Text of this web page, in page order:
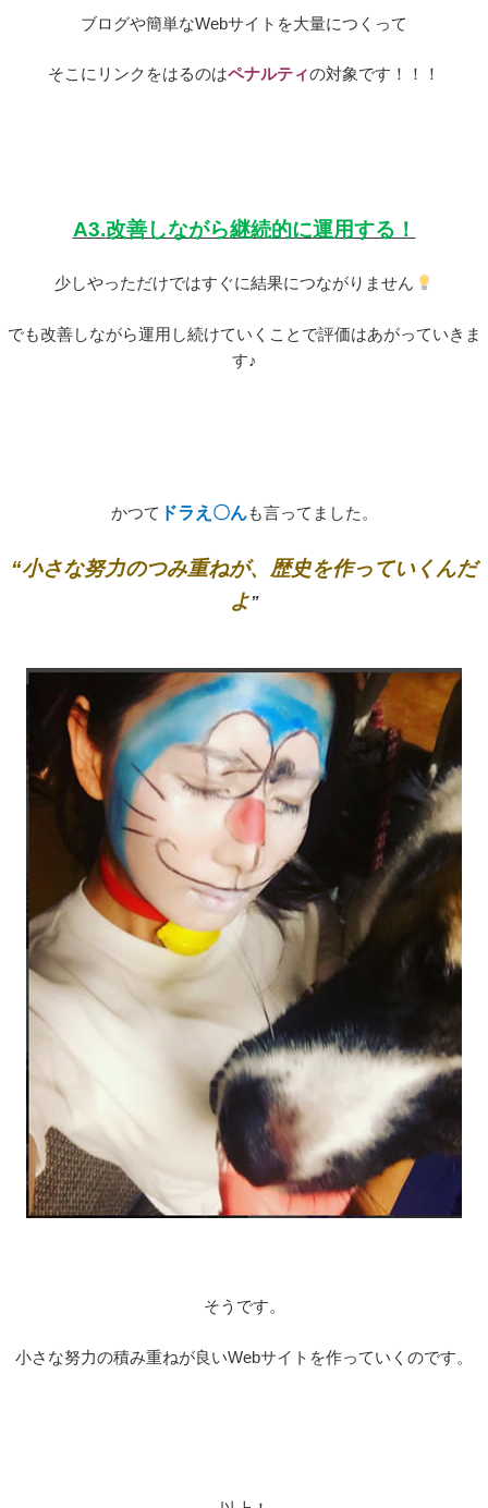
ブログや簡単なWebサイトを大量につくって
そこにリンクをはるのはペナルティの対象です！！！
A3.改善しながら継続的に運用する！
少しやっただけではすぐに結果につながりません
でも改善しながら運用し続けていくことで評価はあがっていきま
す♪
かつて ドラえ〇んも言ってました。
“小さな努力のつみ重ねが、歴史を作っていくんだ
よ”
そうです。
小さな努力の積み重ねが良いWebサイトを作っていくのです。